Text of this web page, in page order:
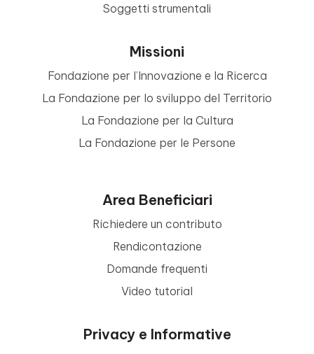
Soggetti strumentali
Missioni
Fondazione per l’Innovazione e la Ricerca
La Fondazione per lo sviluppo del Territorio
La Fondazione per la Cultura
La Fondazione per le Persone
Area Beneficiari
Richiedere un contributo
Rendicontazione
Domande frequenti
Video tutorial
Privacy e Informative